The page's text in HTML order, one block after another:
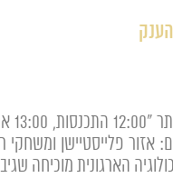
פלייסטיישן ומשחקי
הארגונית מוכיחה